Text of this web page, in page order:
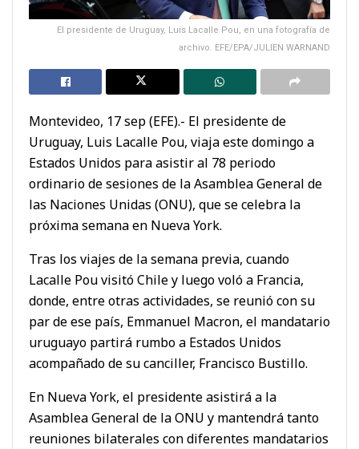
El presidente de Uruguay, Luis Lacalle Pou, en una fotografía de
archivo. EFE/EPA/JULIEN WARNAND
Montevideo, 17 sep (EFE).- El presidente de
Uruguay, Luis Lacalle Pou, viaja este domingo a
Estados Unidos para asistir al 78 periodo
ordinario de sesiones de la Asamblea General de
las Naciones Unidas (ONU), que se celebra la
próxima semana en Nueva York.
Tras los viajes de la semana previa, cuando
Lacalle Pou visitó Chile y luego voló a Francia,
donde, entre otras actividades, se reunió con su
par de ese país, Emmanuel Macron, el mandatario
uruguayo partirá rumbo a Estados Unidos
acompañado de su canciller, Francisco Bustillo.
En Nueva York, el presidente asistirá a la
Asamblea General de la ONU y mantendrá tanto
reuniones bilaterales con diferentes mandatarios